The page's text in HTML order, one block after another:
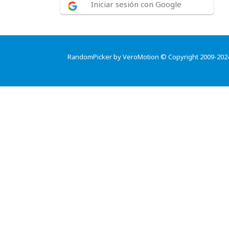
Iniciar sesión con Google
RandomPicker by VeroMotion © Copyright 2009-